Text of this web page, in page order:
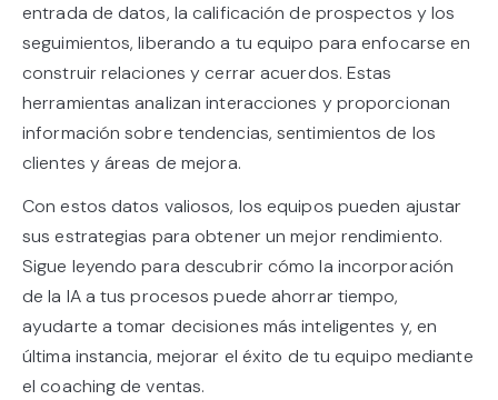
entrada de datos, la calificación de prospectos y los
seguimientos, liberando a tu equipo para enfocarse en
construir relaciones y cerrar acuerdos. Estas
herramientas analizan interacciones y proporcionan
información sobre tendencias, sentimientos de los
clientes y áreas de mejora.
Con estos datos valiosos, los equipos pueden ajustar
sus estrategias para obtener un mejor rendimiento.
Sigue leyendo para descubrir cómo la incorporación
de la IA a tus procesos puede ahorrar tiempo,
ayudarte a tomar decisiones más inteligentes y, en
última instancia, mejorar el éxito de tu equipo mediante
el coaching de ventas.